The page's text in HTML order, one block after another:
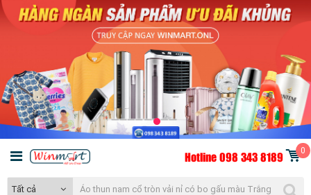
Hotline 098 343 8189 0
Tất cả